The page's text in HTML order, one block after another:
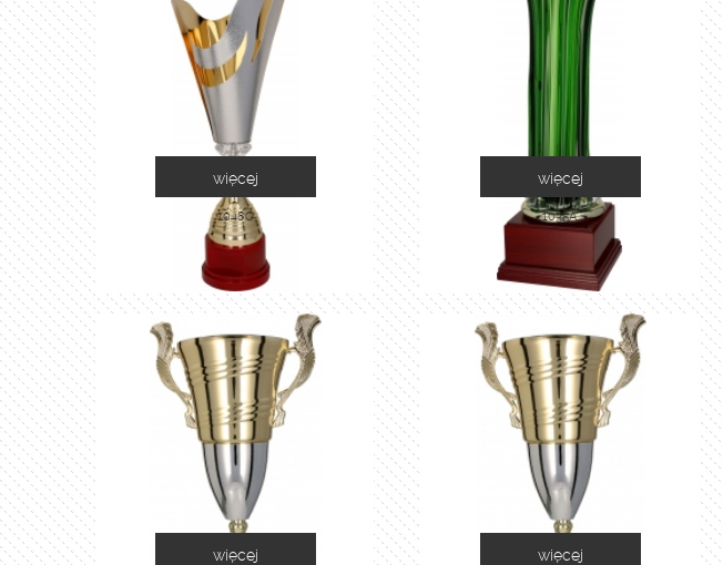
1048C
więcej
1035A
więcej
więcej więcej